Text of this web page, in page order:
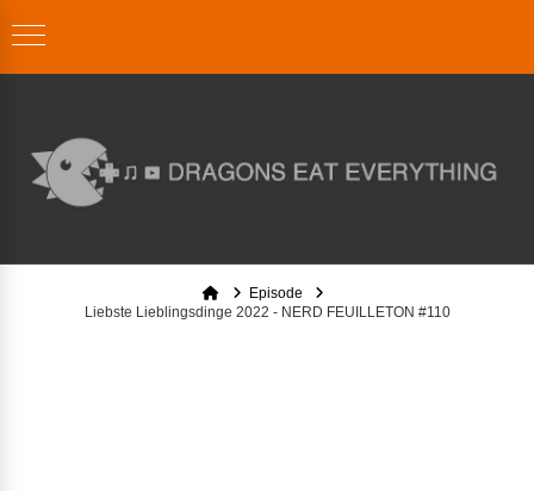
HomeEpisode
Liebste Lieblingsdinge 2022 - NERD FEUILLETON #110